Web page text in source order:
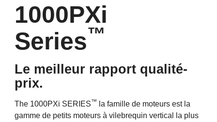
1000PXi
Series™
Le meilleur rapport qualité-
prix.
The 1000PXi SERIES™
la famille de moteurs est la
gamme de petits moteurs à vilebrequin vertical la plus